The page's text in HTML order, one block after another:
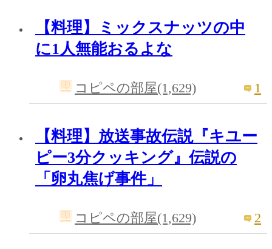
【料理】ミックスナッツの中
に1人無能おるよな
コピペの部屋(1,629) 1
【料理】放送事故伝説『キユー
ピー3分クッキング』伝説の
「卵丸焦げ事件」
コピペの部屋(1,629) 2